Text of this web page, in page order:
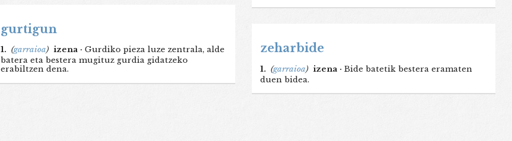
gurtigun
1. (garraioa) izena · Gurdiko pieza luze zentrala, alde
batera eta bestera mugituz gurdia gidatzeko
erabiltzen dena.
zeharbide
1. (garraioa) izena · Bide batetik bestera eramaten
duen bidea.